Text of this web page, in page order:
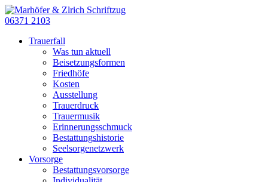
06371 2103
Trauerfall
Was tun aktuell
Beisetzungsformen
Friedhöfe
Kosten
Ausstellung
Trauerdruck
Trauermusik
Erinnerungsschmuck
Bestattungshistorie
Seelsorgenetzwerk
Vorsorge
Bestattungsvorsorge